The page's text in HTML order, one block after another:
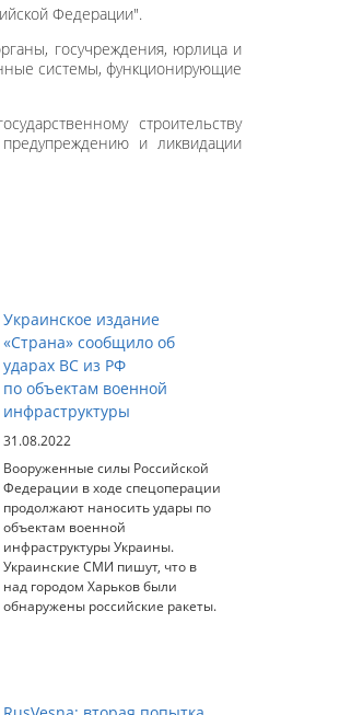
Федерации".
госучреждения, юрлица и
системы, функционирующие
строительству
и ликвидации
Украинское издание
«Страна» сообщило об
ударах ВС из РФ
по объектам военной
инфраструктуры
31.08.2022
Вооруженные силы Российской
Федерации в ходе спецоперации
продолжают наносить удары по
объектам военной
инфраструктуры Украины.
Украинские СМИ пишут, что в
над городом Харьков были
обнаружены российские ракеты.